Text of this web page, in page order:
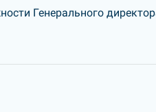
Генерального